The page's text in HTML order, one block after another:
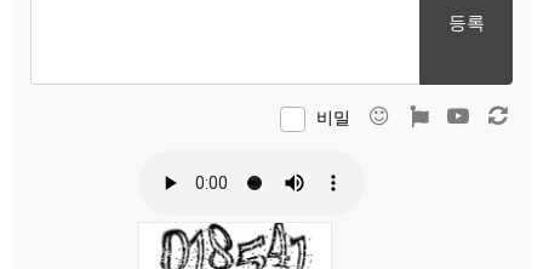
등록
비밀 이모티콘폰트어썸
동영상